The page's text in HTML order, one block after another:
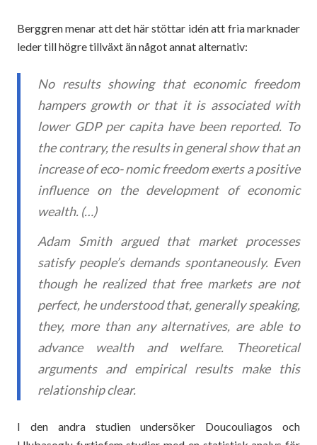
Berggren menar att det här stöttar idén att fria marknader
leder till högre tillväxt än något annat alternativ:
No results showing that economic freedom
hampers growth or that it is associated with
lower GDP per capita have been reported. To
the contrary, the results in general show that an
increase of eco- nomic freedom exerts a positive
influence on the development of economic
wealth. (…)
Adam Smith argued that market processes
satisfy people’s demands spontaneously. Even
though he realized that free markets are not
perfect, he understood that, generally speaking,
they, more than any alternatives, are able to
advance wealth and welfare. Theoretical
arguments and empirical results make this
relationship clear.
I den andra studien undersöker Doucouliagos och